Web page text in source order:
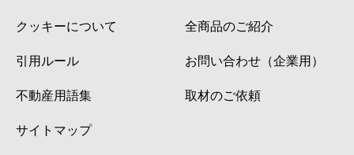
クッキーについて
引用ルール
不動産用語集
サイトマップ
全商品のご紹介
お問い合わせ（企業用）
取材のご依頼